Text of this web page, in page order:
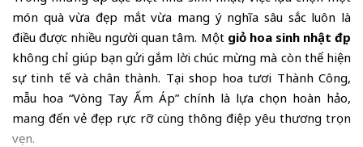
món quà vừa đẹp mắt vừa mang ý nghĩa sâu sắc luôn là
điều được nhiều người quan tâm. Một giỏ hoa sinh nhật đẹp
không chỉ giúp bạn gửi gắm lời chúc mừng mà còn thể hiện
sự tinh tế và chân thành. Tại shop hoa tươi Thành Công,
mẫu hoa “Vòng Tay Ấm Áp” chính là lựa chọn hoàn hảo,
mang đến vẻ đẹp rực rỡ cùng thông điệp yêu thương trọn
vẹn.